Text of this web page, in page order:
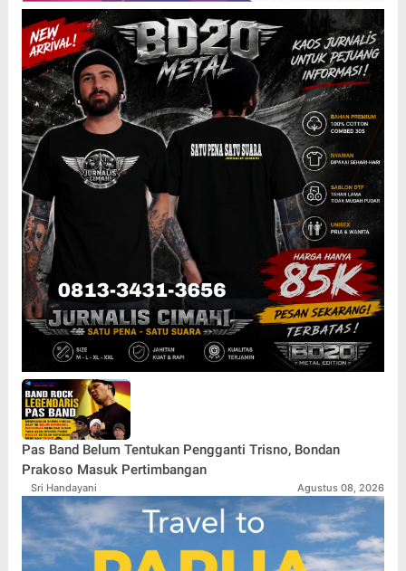
Pas Band Belum Tentukan Pengganti Trisno, Bondan
Prakoso Masuk Pertimbangan
Sri Handayani Agustus 08, 2026